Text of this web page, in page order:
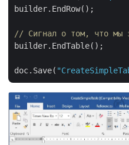
builder.EndRow();
// Сигнал о том, что мы
builder.EndTable();
doc.Save(